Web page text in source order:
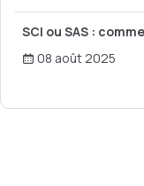
SCI ou SAS :
08 août 2025